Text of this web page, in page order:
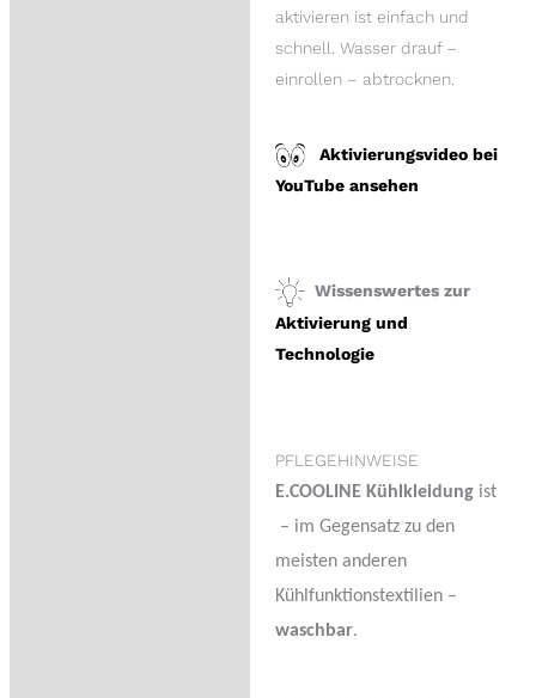
aktivieren ist einfach und
schnell. Wasser drauf –
einrollen – abtrocknen.
Aktivierungsvideo bei
YouTube ansehen
Wissenswertes zur
Aktivierung und
Technologie
PFLEGEHINWEISE
E.COOLINE Kühlkleidungist
– im Gegensatz zu den
meisten anderen
Kühlfunktionstextilien –
waschbar.